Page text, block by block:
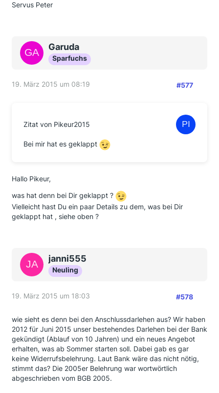
Servus Peter
Garuda
Sparfuchs
19. März 2015 um 08:19 #577
Zitat von Pikeur2015
Bei mir hat es geklappt
Hallo Pikeur,
was hat denn bei Dir geklappt ?
Vielleicht hast Du ein paar Details zu dem, was bei Dir
geklappt hat , siehe oben ?
janni555
Neuling
19. März 2015 um 18:03 #578
wie sieht es denn bei den Anschlussdarlehen aus? Wir haben
2012 für Juni 2015 unser bestehendes Darlehen bei der Bank
gekündigt (Ablauf von 10 Jahren) und ein neues Angebot
erhalten, was ab Sommer starten soll. Dabei gab es gar
keine Widerrufsbelehrung. Laut Bank wäre das nicht nötig,
stimmt das? Die 2005er Belehrung war wortwörtlich
abgeschrieben vom BGB 2005.